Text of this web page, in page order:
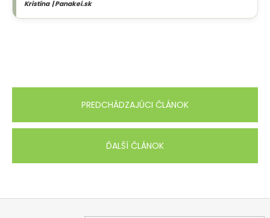
Kristína | Panakei.sk
PREDCHÁDZAJÚCI ČLÁNOK
ĎALŠÍ ČLÁNOK
Z